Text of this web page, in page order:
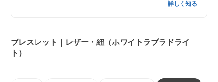
詳しく知る
ブレスレット｜レザー・紐（ホワイトラブラドライ
ト）